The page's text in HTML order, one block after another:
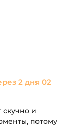
2 дня 02
и
потому